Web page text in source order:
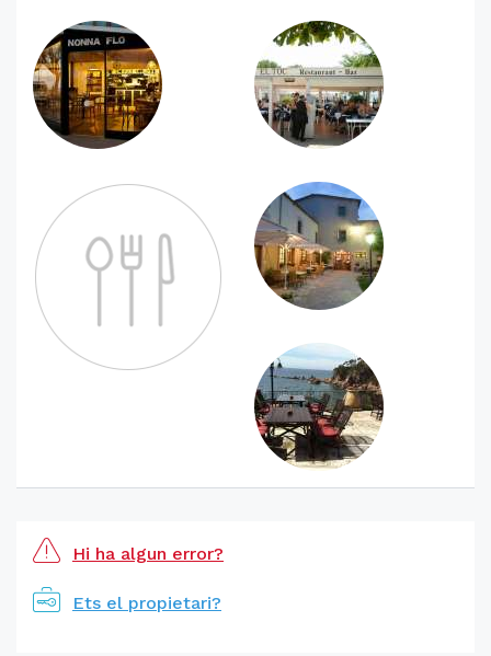
Hi ha algun error?
Ets el propietari?